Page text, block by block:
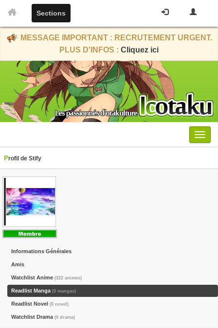
Sections
MESSAGE IMPORTANT : RECRUTEMENT URGENT.
PLUS D'INFOS : Cliquez ici
Menu
Profil de Stify
Informations Générales
Amis
Watchlist Anime (322 animes)
Readlist Manga (5 mangas)
Readlist Novel (0 novel)
Watchlist Drama (0 drama)